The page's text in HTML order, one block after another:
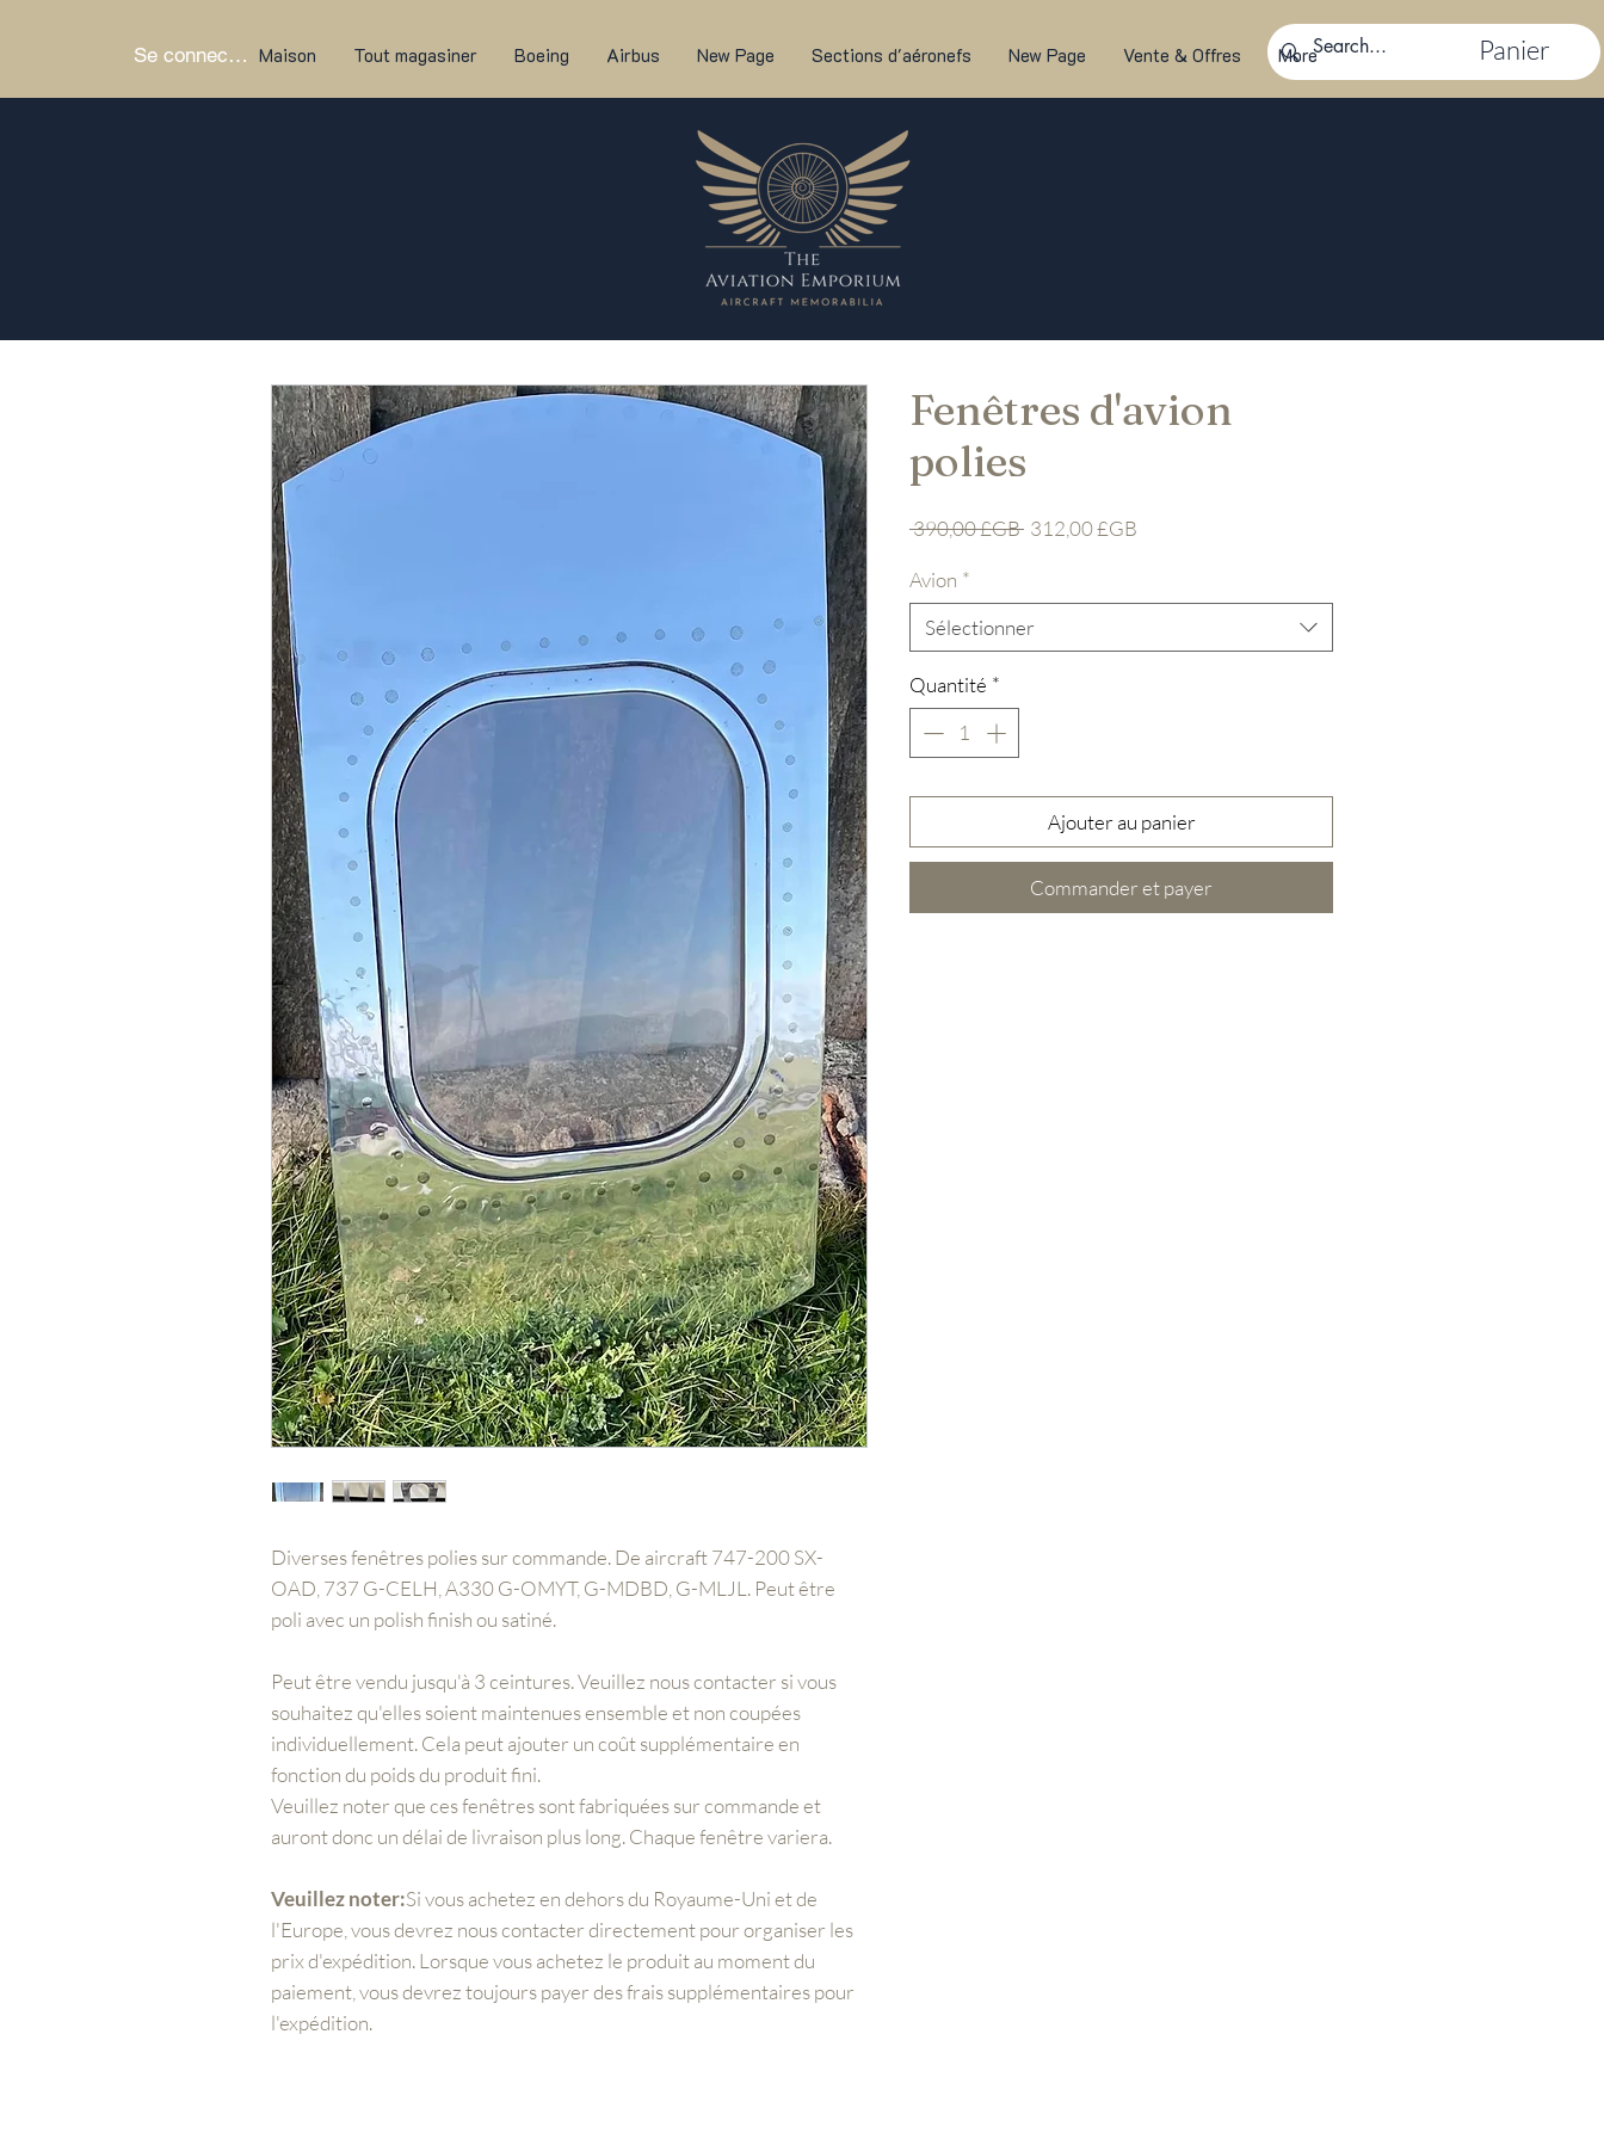
Se connecter Maison Tout magasiner Boeing Airbus New Page Sections d'aéronefs New Page Vente & Offres More Panier
Diverses fenêtres polies sur commande. De aircraft 747-200 SX-
OAD, 737 G-CELH, A330 G-OMYT, G-MDBD, G-MLJL. Peut être
poli avec un polish finish ou satiné.
Peut être vendu jusqu'à 3 ceintures. Veuillez nous contacter si vous
souhaitez qu'elles soient maintenues ensemble et non coupées
individuellement. Cela peut ajouter un coût supplémentaire en
fonction du poids du produit fini.
Veuillez noter que ces fenêtres sont fabriquées sur commande et
auront donc un délai de livraison plus long. Chaque fenêtre variera.
Veuillez noter:Si vous achetez en dehors du Royaume-Uni et de
l'Europe, vous devrez nous contacter directement pour organiser les
prix d'expédition. Lorsque vous achetez le produit au moment du
paiement, vous devrez toujours payer des frais supplémentaires pour
l'expédition.
Fenêtres d'avion
polies
390,00 £GB Prix
312,00 £GB
Avion *
Sélectionner
Quantité *
Ajouter au panier
Commander et payer